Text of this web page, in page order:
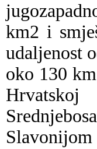
km2 i
udaljenost
oko 130